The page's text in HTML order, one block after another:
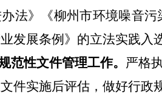
法》《柳州市环境噪音
发展条例》的立法实践入
范性文件管理工作。 严格
件实施后评估，做好行政